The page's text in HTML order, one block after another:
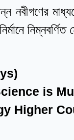
নবীগণের
নিম্নবর্ণিত
is
Higher